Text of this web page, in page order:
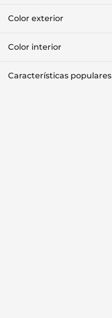
Color exterior
Color interior
Características populares